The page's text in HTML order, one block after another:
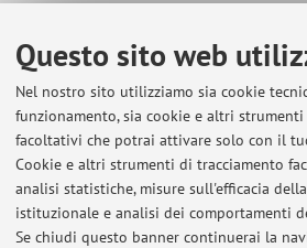
Questo sito web
Nel nostro sito utilizziamo sia cookie
funzionamento, sia cookie e altri
facoltativi che potrai attivare solo con il
Cookie e altri strumenti di tracciamento
analisi statistiche, misure sull'efficacia
istituzionale e analisi dei comportamenti
Se chiudi questo banner continuerai la
E-mail: davide.zarabini@unibo.it
Dipartimento di Ingegneria
dell'Informazione "Guglielmo
Viale del Risorgimento 2, Bologna -